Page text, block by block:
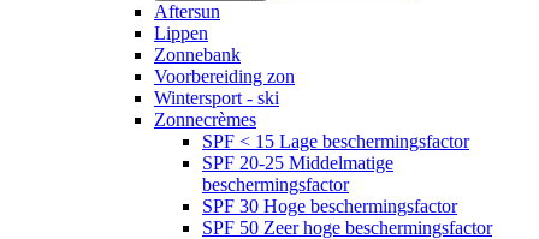
Aftersun
Lippen
Zonnebank
Voorbereiding zon
Wintersport - ski
Zonnecrèmes
SPF < 15 Lage beschermingsfactor
SPF 20-25 Middelmatige
beschermingsfactor
SPF 30 Hoge beschermingsfactor
SPF 50 Zeer hoge beschermingsfactor